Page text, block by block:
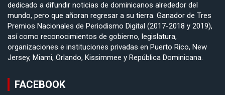
dedicado a difundir noticias de dominicanos alrededor del
mundo, pero que añoran regresar a su tierra. Ganador de Tres
Premios Nacionales de Periodismo Digital (2017-2018 y 2019),
así como reconocimientos de gobierno, legislatura,
organizaciones e instituciones privadas en Puerto Rico, New
Jersey, Miami, Orlando, Kissimmee y República Dominicana.
FACEBOOK